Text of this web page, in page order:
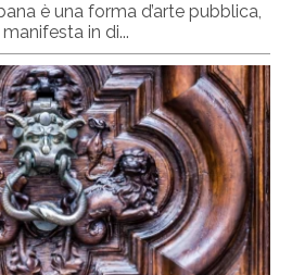
è una forma d’arte pubblica,
in di...